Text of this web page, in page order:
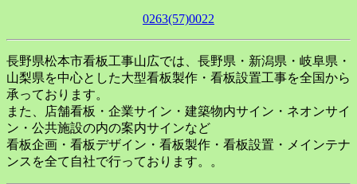
0263(57)0022
長野県松本市看板工事山広では、長野県・新潟県・岐阜県・
山梨県を中心とした大型看板製作・看板設置工事を全国から
承っております。
また、店舗看板・企業サイン・建築物内サイン・ネオンサイ
ン・公共施設の内の案内サインなど
看板企画・看板デザイン・看板製作・看板設置・メインテナ
ンスを全て自社で行っております。。